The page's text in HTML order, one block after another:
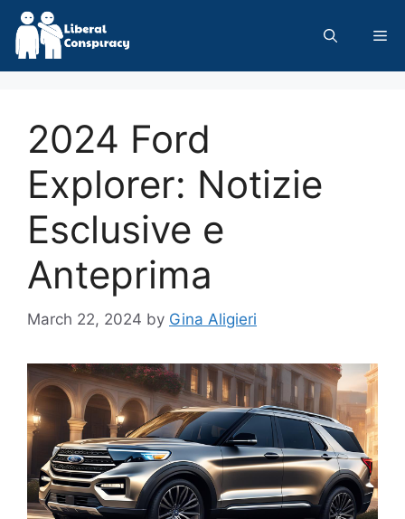
Skip
content
2024 Ford
Explorer: Notizie
Esclusive e
Anteprima
March 22, 2024 by Gina Aligieri